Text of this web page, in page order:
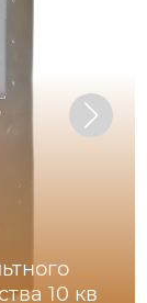
10 кв